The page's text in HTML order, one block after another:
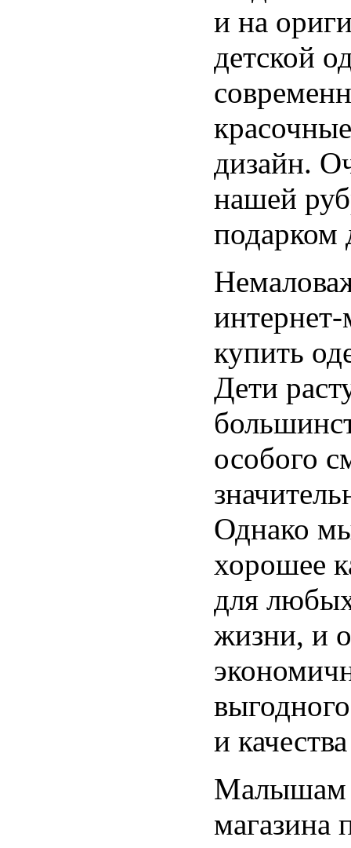
и на
детской
дизайн.
нашей
подарком
купить
Дети
особого
Однако
хорошее
для
жизни, и
и
Малышам
магазина